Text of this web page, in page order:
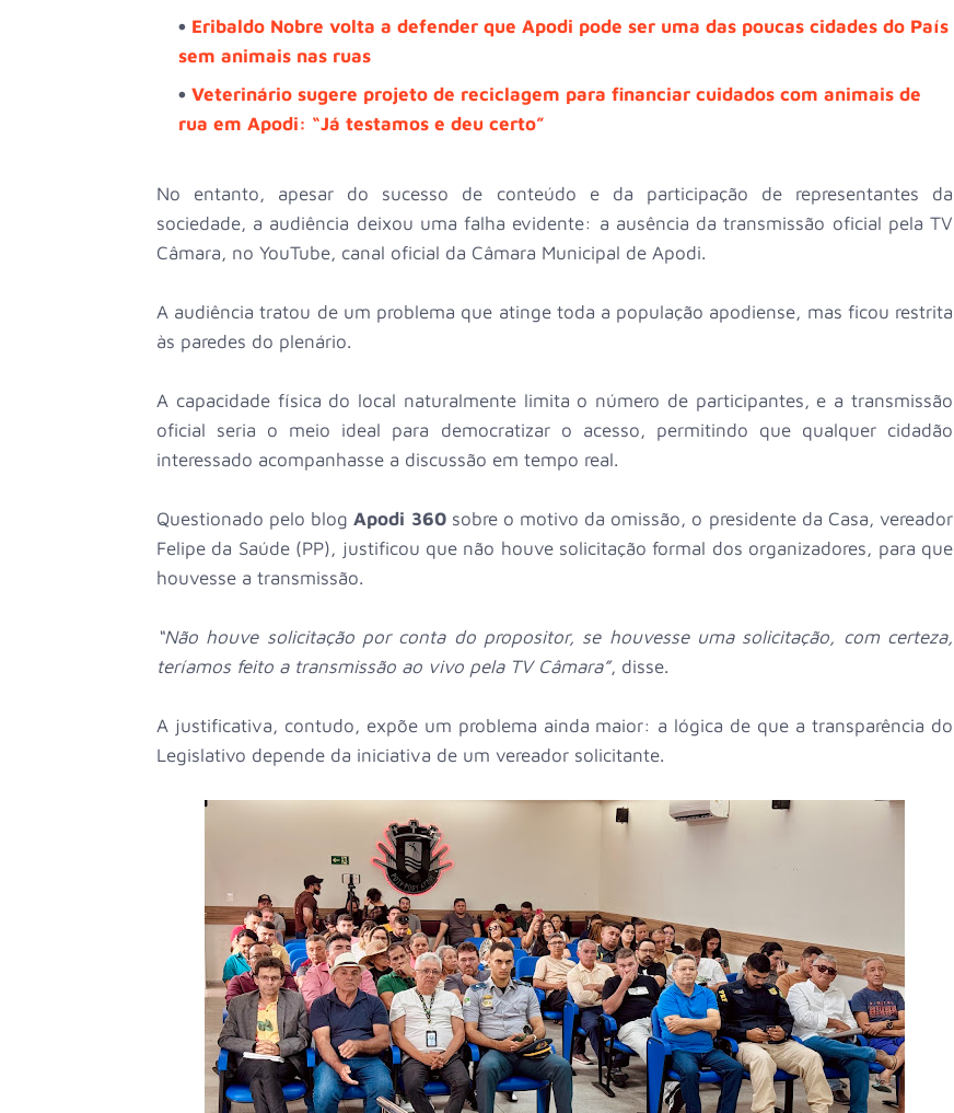
Eribaldo Nobre volta a defender que Apodi pode ser uma das poucas cidades do País
sem animais nas ruas
Veterinário sugere projeto de reciclagem para financiar cuidados com animais de
rua em Apodi: “Já testamos e deu certo”
No entanto, apesar do sucesso de conteúdo e da participação de representantes da
sociedade, a audiência deixou uma falha evidente: a ausência da transmissão oficial pela TV
Câmara, no YouTube, canal oficial da Câmara Municipal de Apodi.
A audiência tratou de um problema que atinge toda a população apodiense, mas ficou restrita
às paredes do plenário.
A capacidade física do local naturalmente limita o número de participantes, e a transmissão
oficial seria o meio ideal para democratizar o acesso, permitindo que qualquer cidadão
interessado acompanhasse a discussão em tempo real.
Questionado pelo blogApodi 360sobre o motivo da omissão, o presidente da Casa, vereador
Felipe da Saúde (PP), justificou que não houve solicitação formal dos organizadores, para que
houvesse a transmissão.
“Não houve solicitação por conta do propositor, se houvesse uma solicitação, com certeza,
teríamos feito a transmissão ao vivo pela TV Câmara”, disse.
A justificativa, contudo, expõe um problema ainda maior: a lógica de que a transparência do
Legislativo depende da iniciativa de um vereador solicitante.